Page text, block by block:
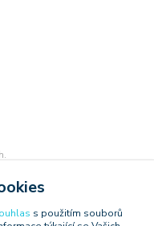
s použitím souborů